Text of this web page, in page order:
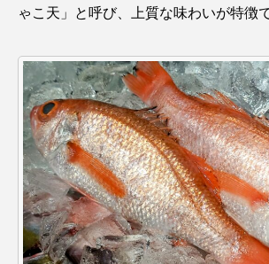
コウテイペンギン コオイムシ
コガタペンギン コガネスズメダイ
コクチバス コクレン コチ
コトクラゲ コノシロ コバ
コブシメ コブダイ コメツ
コモレビクラゲ コモンイトギンポ
ゃこ天」と呼び、上質な味わいが特徴で